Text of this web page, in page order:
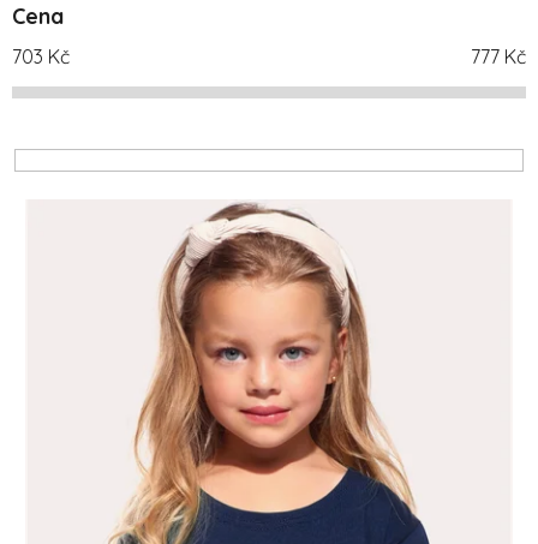
Cena
703 Kč 777 Kč
Výpis produktů